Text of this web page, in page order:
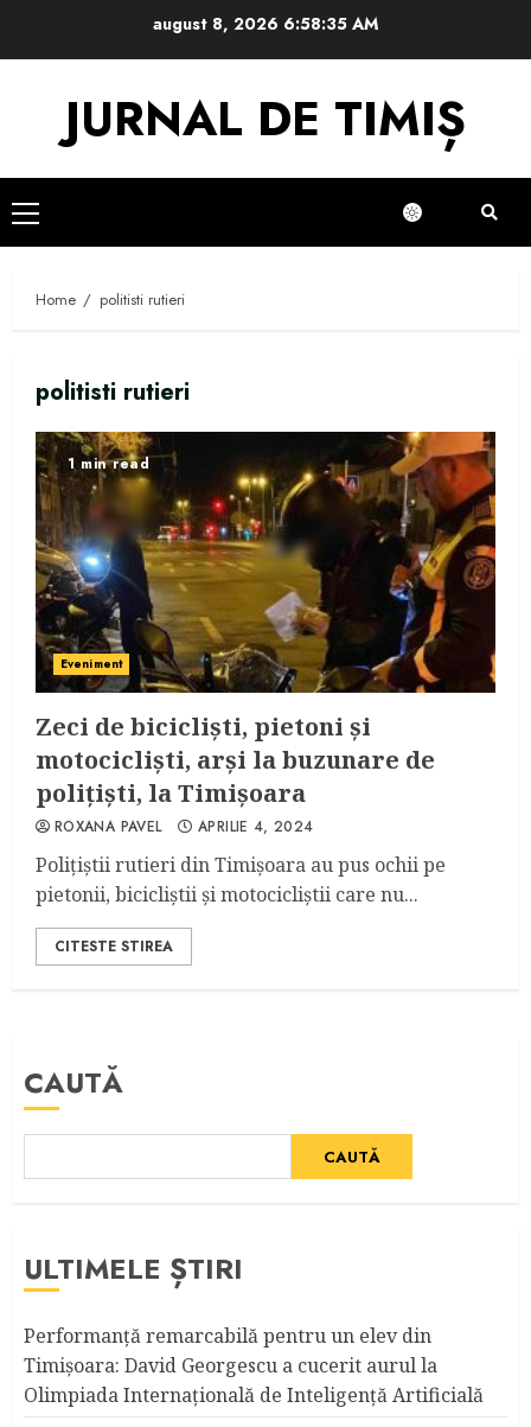
august 8, 2026 6:58:35 AM
JURNAL DE TIMIȘ
Primary
Menu
Home politisti rutieri
politisti rutieri
1 min read
Eveniment
Zeci de bicicliști, pietoni și
motocicliști, arși la buzunare de
polițiști, la Timișoara
ROXANA PAVEL APRILIE 4, 2024
Polițiștii rutieri din Timișoara au pus ochii pe
pietonii, bicicliștii și motocicliștii care nu...
CITESTE STIREA
CAUTĂ
CAUTĂ
ULTIMELE ȘTIRI
Performanță remarcabilă pentru un elev din
Timișoara: David Georgescu a cucerit aurul la
Olimpiada Internațională de Inteligență Artificială